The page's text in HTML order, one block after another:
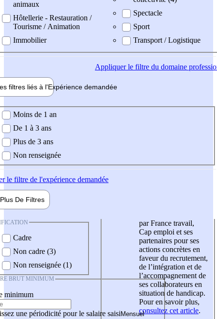
animaux
Hôtellerie - Restauration /
Tourisme / Animation
Immobilier
Spectacle
Sport
Transport / Logistique
Appliquerle filtre du domaine
filtres liés à l'Expérience demandée
demandée
Moins de 1 an
De 1 à 3 ans
Plus de 3 ans
Non renseignée
le filtre de l'expérience demandée
Plus De Filtres
Cadre
Non cadre (3)
Non renseignée (1)
BRUT MINIMUM
minimum
une périodicité pour le salaire saisi
par France travail,
Cap emploi et ses
partenaires pour ses
actions concrètes en
faveur du recrutement,
de l’intégration et de
l’accompagnement de
ses collaborateurs en
situation de handicap.
Pour en savoir plus,
consultez cet article.